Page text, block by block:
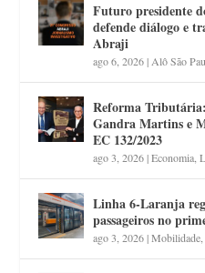
Futuro presidente
defende diálogo e
Abraji
ago 6, 2026|Alô São
Reforma
Gandra Martins e
EC 132/2023
ago 3, 2026|Economia,
Linha 6-Laranja
passageiros no
ago 3, 2026|Mobilidade